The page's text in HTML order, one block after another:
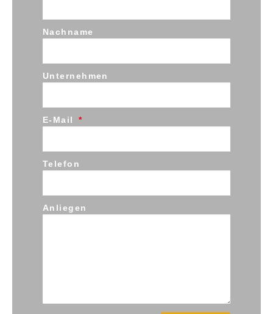
Nachname
Unternehmen
E-Mail
Telefon
Anliegen